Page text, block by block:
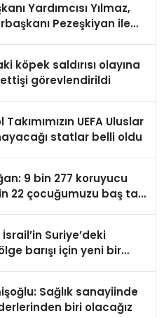
Yardımcısı Yılmaz,
Pezeşkiyan ile
köpek saldırısı olayına
görevlendirildi
UEFA Uluslar
statlar belli oldu
9 bin 277 koruyucu
22 çocuğumuzu baş tacı
Suriye’deki
barışı için yeni bir
Sağlık sanayiinde
biri olacağız